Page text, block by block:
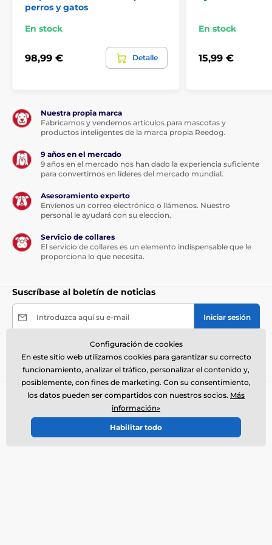
Compatible con el comedero automático
PetSafe® FlexFeed
comedero automático PetSafe® FlexFeedtiene
a tugato o perro pequeño hasta dos semanas
Programa hastaocho comidas o premios al díacon
una dosificación precisa de las raciones para que tu
mascota reciba la cantidad adecuada de alimento
siempre a tiempo, incluso cuando no estás en casa.
durante más tiempo
Duración de hasta1 mes por bolsa
Uso sencillo y sustitución fácil
Totalmente compatible conPetSafe® FlexFeed
Automatic Pet Feeder
perros y gatos
En stock
98,99 € Detalle
En stock
15,99 €
Nuestra propia marca
Fabricamos y vendemos artículos para mascotas y
productos inteligentes de la marca propia Reedog.
9 años en el mercado
9 años en el mercado nos han dado la experiencia suficiente
para convertirnos en líderes del mercado mundial.
Asesoramiento experto
Envíenos un correo electrónico o llámenos. Nuestro
personal le ayudará con su eleccion.
Servicio de collares
El servicio de collares es un elemento indispensable que le
proporciona lo que necesita.
Suscríbase al boletín de noticias
Introduzca aquí su e-mail Iniciar sesión
Al enviar el formulario acepto eltratamiento de mis
datos personales.
Necesita ayuda ? offline
El servicio de atención al cliente está disponible
+34900963443
info@electro-collares.es
Configuración de cookies
En este sitio web utilizamos cookies para garantizar su correcto
funcionamiento, analizar el tráfico, personalizar el contenido y,
posiblemente, con fines de marketing. Con su consentimiento,
los datos pueden ser compartidos con nuestros socios. Más
información»
Habilitar todo